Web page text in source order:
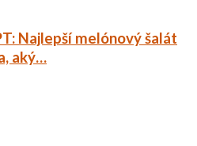
Najlepší melónový šalát
aký…